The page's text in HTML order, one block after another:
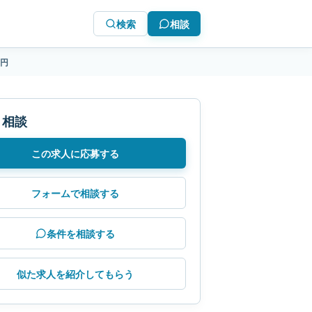
検索 相談
談
この求人に応募する
フォームで相談する
条件を相談する
似た求人を紹介してもらう